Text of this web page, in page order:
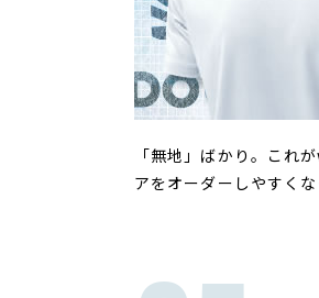
「無地」ばかり。これ
アをオーダーしやすく